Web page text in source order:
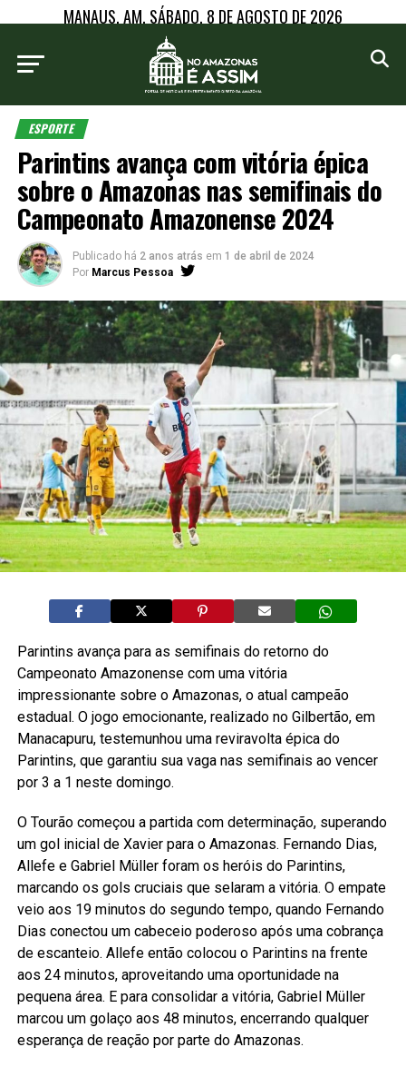
MANAUS, AM, SÁBADO, 8 DE AGOSTO DE 2026
ESPORTE
Parintins avança com vitória épica
sobre o Amazonas nas semifinais do
Campeonato Amazonense 2024
Publicado há 2 anos atrás em 1 de abril de 2024
Por Marcus Pessoa
Parintins avança para as semifinais do retorno do
Campeonato Amazonense com uma vitória
impressionante sobre o Amazonas, o atual campeão
estadual. O jogo emocionante, realizado no Gilbertão, em
Manacapuru, testemunhou uma reviravolta épica do
Parintins, que garantiu sua vaga nas semifinais ao vencer
por 3 a 1 neste domingo.
O Tourão começou a partida com determinação, superando
um gol inicial de Xavier para o Amazonas. Fernando Dias,
Allefe e Gabriel Müller foram os heróis do Parintins,
marcando os gols cruciais que selaram a vitória. O empate
veio aos 19 minutos do segundo tempo, quando Fernando
Dias conectou um cabeceio poderoso após uma cobrança
de escanteio. Allefe então colocou o Parintins na frente
aos 24 minutos, aproveitando uma oportunidade na
pequena área. E para consolidar a vitória, Gabriel Müller
marcou um golaço aos 48 minutos, encerrando qualquer
esperança de reação por parte do Amazonas.